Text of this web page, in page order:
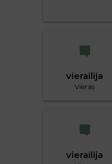
vierailija
Vieras
vierailija